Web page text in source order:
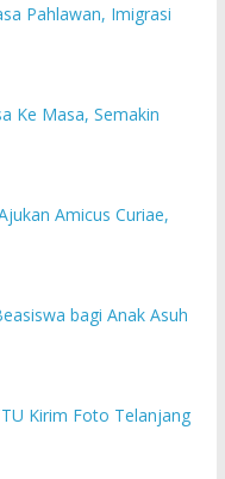
Pahlawan, Imigrasi
Ke Masa, Semakin
Amicus Curiae,
bagi Anak Asuh
Kirim Foto Telanjang